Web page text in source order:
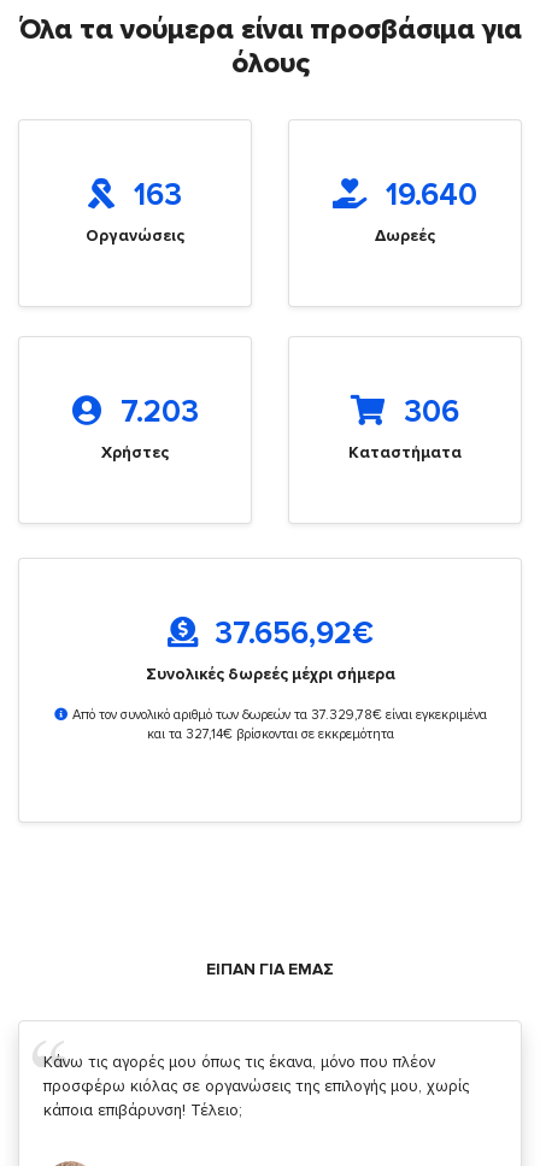
Όλα τα νούμερα είναι προσβάσιμα για
όλους
163
Οργανώσεις
19.640
Δωρεές
7.203
Χρήστες
306
Καταστήματα
37.656,92€
Συνολικές δωρεές μέχρι σήμερα
Από τον συνολικό αριθμό των δωρεών τα 37.329,78€ είναι εγκεκριμένα
και τα 327,14€ βρίσκονται σε εκκρεμότητα
ΕΙΠΑΝ ΓΙΑ ΕΜΑΣ
Σας ευχαριστώ που μας δίνετε την δυνατότητα να κάνουμε
κάτι!